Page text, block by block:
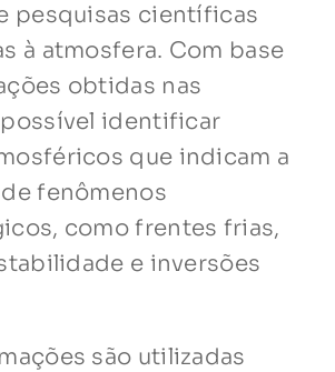
pesquisas científicas
à atmosfera. Com base
obtidas nas
identificar
que indicam a
fenômenos
como frentes frias,
e inversões
são utilizadas